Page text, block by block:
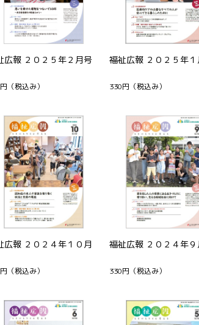
広報 ２０２５年２月号
（税込み）
福祉広報 ２０２５年
330円 （税込み）
広報 ２０２４年１０月
（税込み）
福祉広報 ２０２４年
330円 （税込み）